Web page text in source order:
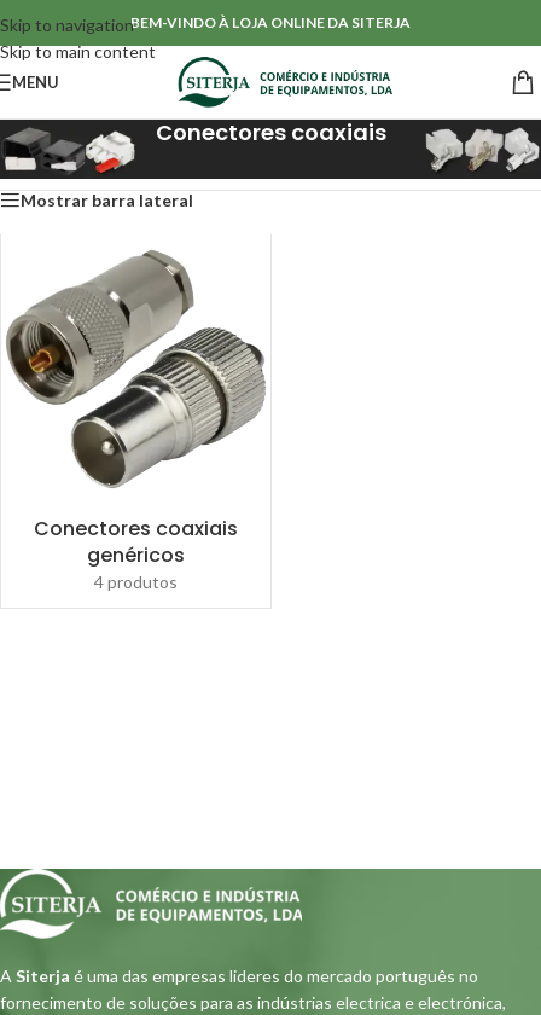
Skip to navigation
Skip to main content
BEM-VINDO À LOJA ONLINE DA SITERJA
MENU
Conectores coaxiais
Início/Conectores & Isoladores
Mostrar barra lateral
Conectores coaxiais
genéricos
4 produtos
A Siterja é uma das empresas lideres do mercado português no
fornecimento de soluções para as indústrias electrica e electrónica,